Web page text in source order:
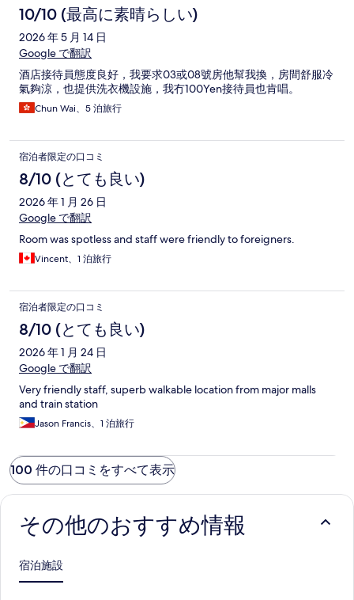
10/10 (最高に素晴らしい)
2026 年 5 月 14 日
Google で翻訳
酒店接待員態度良好，我要求03或08號房他幫我換，房間舒服冷
氣夠涼，也提供洗衣機設施，我冇100Yen接待員也肯唱。
Chun Wai、5 泊旅行
宿泊者限定の口コミ
8/10 (とても良い)
2026 年 1 月 26 日
Google で翻訳
Room was spotless and staff were friendly to foreigners.
Vincent、1 泊旅行
宿泊者限定の口コミ
8/10 (とても良い)
2026 年 1 月 24 日
Google で翻訳
Very friendly staff, superb walkable location from major malls
and train station
Jason Francis、1 泊旅行
100 件の口コミをすべて表示
その他のおすすめ情報
宿泊施設